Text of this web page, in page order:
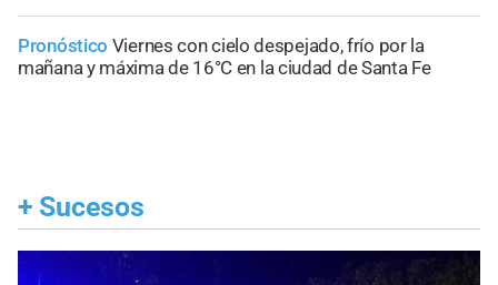
Pronóstico Viernes con cielo despejado, frío por la
mañana y máxima de 16°C en la ciudad de Santa Fe
+ Sucesos